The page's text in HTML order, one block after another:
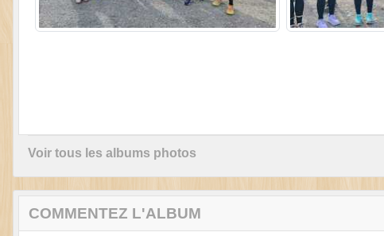
Voir tous les albums photos
COMMENTEZ L'ALBUM